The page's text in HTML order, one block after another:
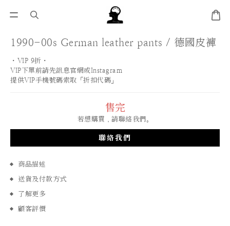
1990-00s German leather pants / 德國皮褲
・VIP 9折・
VIP下單前請先訊息官網或Instagram
提供VIP手機號碼索取「折扣代碼」
售完
若想購買，請聯絡我們。
聯絡我們
商品描述
送貨及付款方式
了解更多
顧客評價